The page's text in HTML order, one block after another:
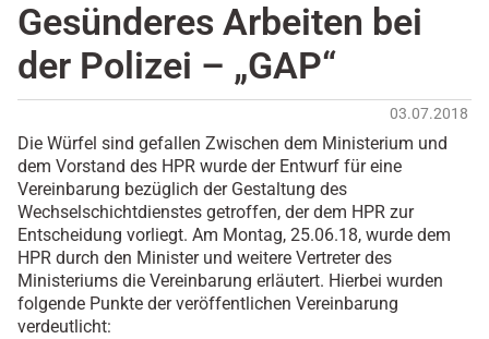
Gesünderes Arbeiten bei
der Polizei – „GAP“
03.07.2018
Die Würfel sind gefallen Zwischen dem Ministerium und
dem Vorstand des HPR wurde der Entwurf für eine
Vereinbarung bezüglich der Gestaltung des
Wechselschichtdienstes getroffen, der dem HPR zur
Entscheidung vorliegt. Am Montag, 25.06.18, wurde dem
HPR durch den Minister und weitere Vertreter des
Ministeriums die Vereinbarung erläutert. Hierbei wurden
folgende Punkte der veröffentlichen Vereinbarung
verdeutlicht: